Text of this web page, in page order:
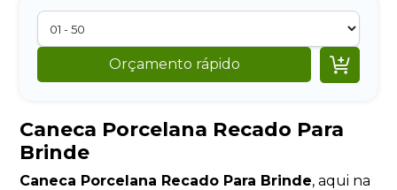
Orçamento rápido 
Caneca Porcelana Recado Para
Brinde
Caneca Porcelana Recado Para Brinde, aqui na